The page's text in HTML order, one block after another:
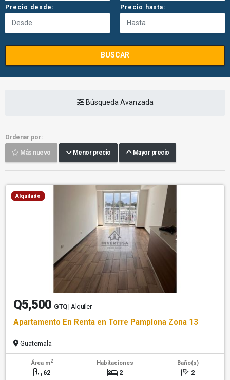
Precio desde: Precio hasta:
BUSCAR
Búsqueda Avanzada
Ordenar por:
Más nuevo Menor precio Mayor precio
Alquilado
Q5,500 GTQ| Alquiler
Apartamento En Renta en Torre Pamplona Zona 13
Guatemala
Área m2
62
Habitaciones
2
Baño(s)
2